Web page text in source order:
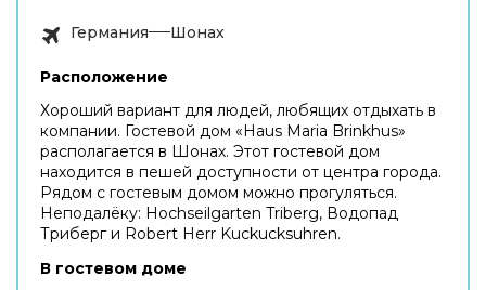
Германия Шонах
Расположение
Хороший вариант для людей, любящих отдыхать в
компании. Гостевой дом «Haus Maria Brinkhus»
располагается в Шонах. Этот гостевой дом
находится в пешей доступности от центра города.
Рядом с гостевым домом можно прогуляться.
Неподалёку: Hochseilgarten Triberg, Водопад
Триберг и Robert Herr Kuckucksuhren.
В гостевом доме